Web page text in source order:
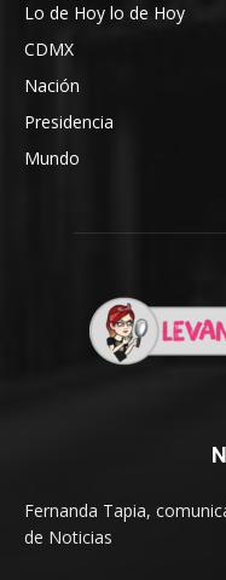
Lo de Hoy lo de Hoy
CDMX
Nación
Presidencia
Mundo
Fernanda Tapia,
de Noticias